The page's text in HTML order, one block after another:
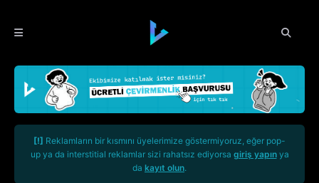
[!] Reklamların bir kısmını üyelerimize göstermiyoruz, eğer pop-
up ya da interstitial reklamlar sizi rahatsız ediyorsa giriş yapınya
da kayıt olun.